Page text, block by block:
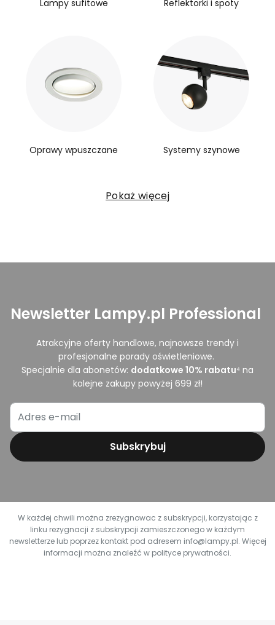
Lampy sufitowe Reflektorki i spoty
Oprawy wpuszczane Systemy szynowe
Pokaż więcej
Newsletter Lampy.pl Professional
Atrakcyjne oferty handlowe, najnowsze trendy i
profesjonalne porady oświetleniowe.
Specjalnie dla abonetów: dodatkowe 10% rabatu⁴ na
kolejne zakupy powyżej 699 zł!
Subskrybuj
W każdej chwili można zrezygnowac z subskrypcji, korzystając z
linku rezygnacji z subskrypcji zamieszczonego w każdym
newsletterze lub poprzez kontakt pod adresem info@lampy.pl. Więcej
informacji można znaleźć w polityce prywatności.